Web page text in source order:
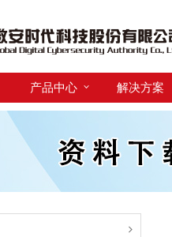
产品中心 解决方案